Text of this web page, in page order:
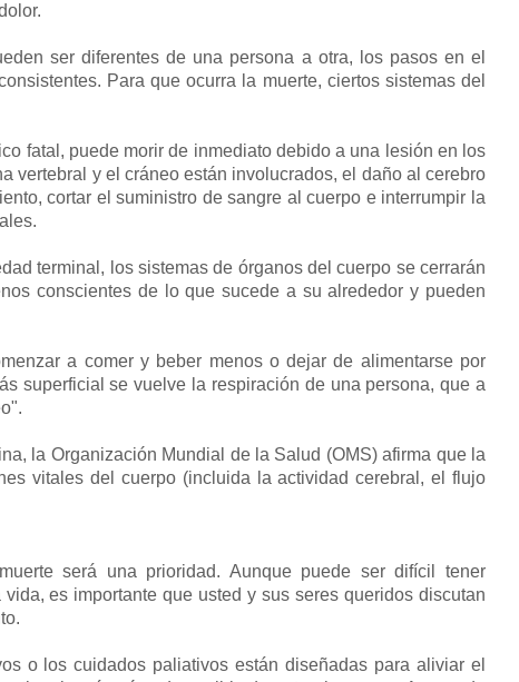
ser diferentes de una persona a otra, los pasos en el
Para que ocurra la muerte, ciertos sistemas del
fatal, puede morir de inmediato debido a una lesión en los
vertebral y el cráneo están involucrados, el daño al cerebro
cortar el suministro de sangre al cuerpo e interrumpir la
terminal, los sistemas de órganos del cuerpo se cerrarán
conscientes de lo que sucede a su alrededor y pueden
a comer y beber menos o dejar de alimentarse por
superficial se vuelve la respiración de una persona, que a
la Organización Mundial de la Salud (OMS) afirma que la
vitales del cuerpo (incluida la actividad cerebral, el flujo
será una prioridad. Aunque puede ser difícil tener
es importante que usted y sus seres queridos discutan
o los cuidados paliativos están diseñadas para aliviar el